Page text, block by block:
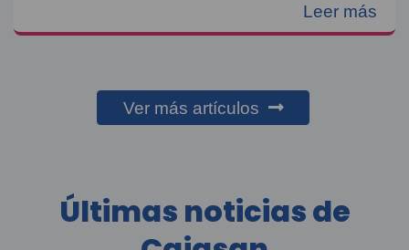
Leer más
Ver más artículos
Últimas noticias de